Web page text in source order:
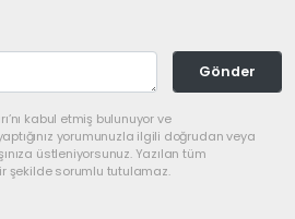
Gönder
kabul etmiş bulunuyor ve
yorumunuzla ilgili doğrudan veya
üstleniyorsunuz. Yazılan tüm
şekilde sorumlu tutulamaz.